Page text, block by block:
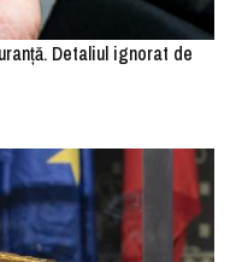
Detaliul ignorat de